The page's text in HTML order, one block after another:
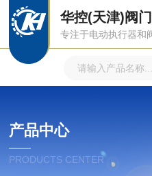
华控(天津)阀门
专注于电动执行器和
产品中心
PRODUCTS CENTER